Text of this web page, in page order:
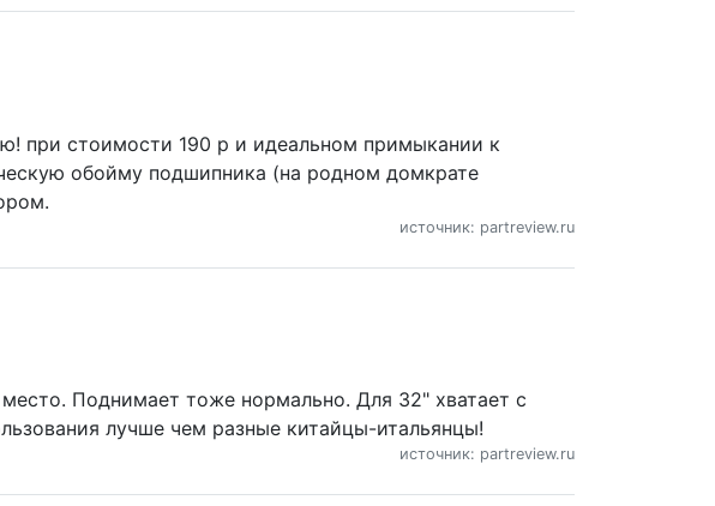
при стоимости 190 р и идеальном примыкании к
обойму подшипника (на родном домкрате
источник: partreview.ru
Поднимает тоже нормально. Для 32" хватает с
лучше чем разные китайцы-итальянцы!
источник: partreview.ru